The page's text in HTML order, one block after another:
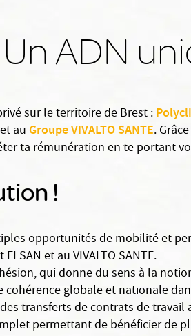
Un ADN
sur le territoire de Brest :
et auGroupe VIVALTO SANTE.
ta rémunération en te portant
!
opportunités de mobilité et
et au VIVALTO SANTE.
qui donne du sens à la
cohérence globale et nationale
transferts de contrats de
permettant de bénéficier de